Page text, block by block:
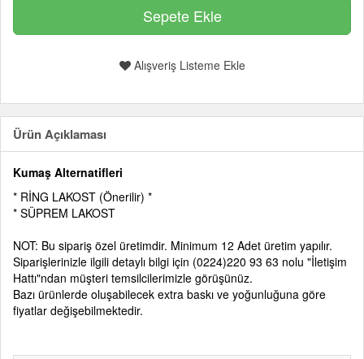
Alışveriş Listeme Ekle
Ürün Açıklaması
Kumaş Alternatifleri
* RİNG LAKOST (Önerilir) *
* SÜPREM LAKOST
NOT: Bu sipariş özel üretimdir. Minimum 12 Adet üretim yapılır.
Siparişlerinizle ilgili detaylı bilgi için (0224)220 93 63 nolu "İletişim
Hattı"ndan müşteri temsilcilerimizle görüşünüz.
Bazı ürünlerde oluşabilecek extra baskı ve yoğunluğuna göre
fiyatlar değişebilmektedir.